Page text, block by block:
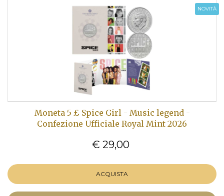
NOVITÀ
Moneta 5 £ Spice Girl - Music legend -
Confezione Ufficiale Royal Mint 2026
€ 29,00
ACQUISTA